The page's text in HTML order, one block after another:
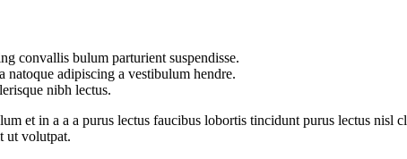
convallis bulum parturient suspendisse.
natoque adipiscing a vestibulum hendre.
nibh lectus.
et in a a a purus lectus faucibus lobortis tincidunt purus lectus nisl
ut volutpat.